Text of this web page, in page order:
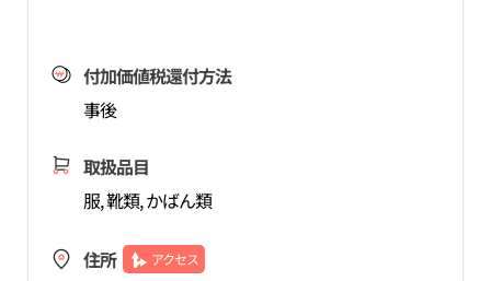
付加価値税還付方法
事後
取扱品目
服, 靴類, かばん類
住所 アクセス